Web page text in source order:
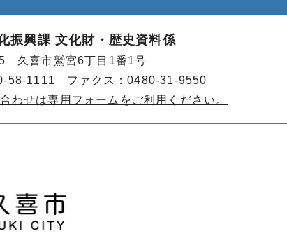
振興課 文化財・歴史資料係
久喜市鷲宮6丁目1番1号
58-1111 ファクス：0480-31-9550
わせは専用フォームをご利用ください。